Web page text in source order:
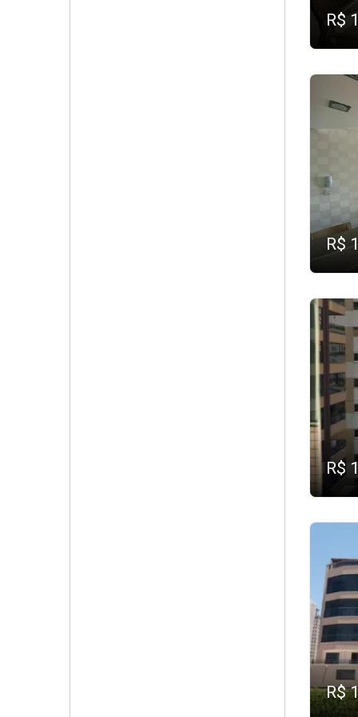
R$
R$
R$
R$